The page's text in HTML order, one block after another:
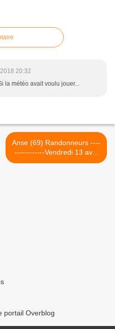
20:32
la météo avait voulu jouer...
Anse (69) Randonneurs ----
------------Vendredi 13 avril
2018 >
portail Overblog